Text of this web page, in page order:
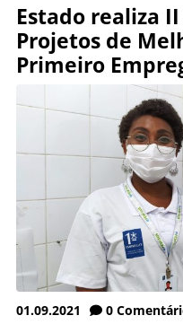
Estado realiza
Projetos de
Primeiro
01.09.2021 0